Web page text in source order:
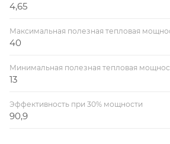
4,65
Максимальная полезная тепловая
40
Минимальная полезная тепловая
13
Эффективность при 30% мощности
90,9